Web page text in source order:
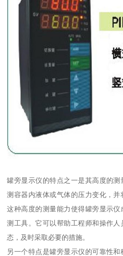
罐旁显示仪的特点之一是其高度的
测容器内液体或气体的压力变化，并
这种高度的测量能力使得罐旁显示
测工具。它可以帮助工程师和操作
态，及时采取必要的措施。
另一个特点是罐旁显示仪的可靠性